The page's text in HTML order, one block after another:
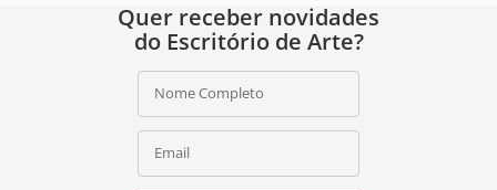
Quer receber novidades
do Escritório de Arte?
Nome Completo
Email